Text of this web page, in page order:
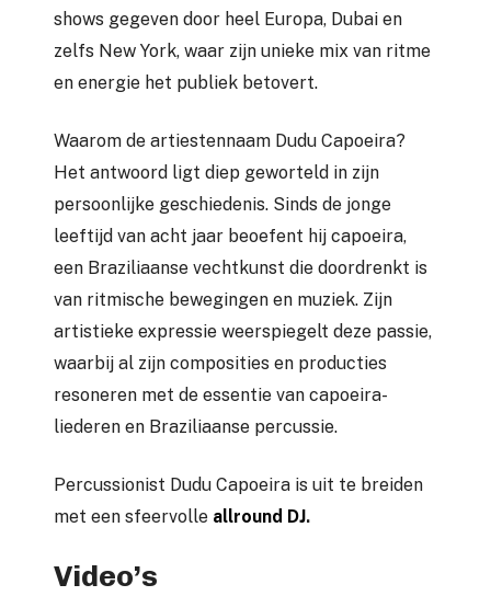
shows gegeven door heel Europa, Dubai en
zelfs New York, waar zijn unieke mix van ritme
en energie het publiek betovert.
Waarom de artiestennaam Dudu Capoeira?
Het antwoord ligt diep geworteld in zijn
persoonlijke geschiedenis. Sinds de jonge
leeftijd van acht jaar beoefent hij capoeira,
een Braziliaanse vechtkunst die doordrenkt is
van ritmische bewegingen en muziek. Zijn
artistieke expressie weerspiegelt deze passie,
waarbij al zijn composities en producties
resoneren met de essentie van capoeira-
liederen en Braziliaanse percussie.
Percussionist Dudu Capoeira is uit te breiden
met een sfeervolle allround DJ.
Video’s